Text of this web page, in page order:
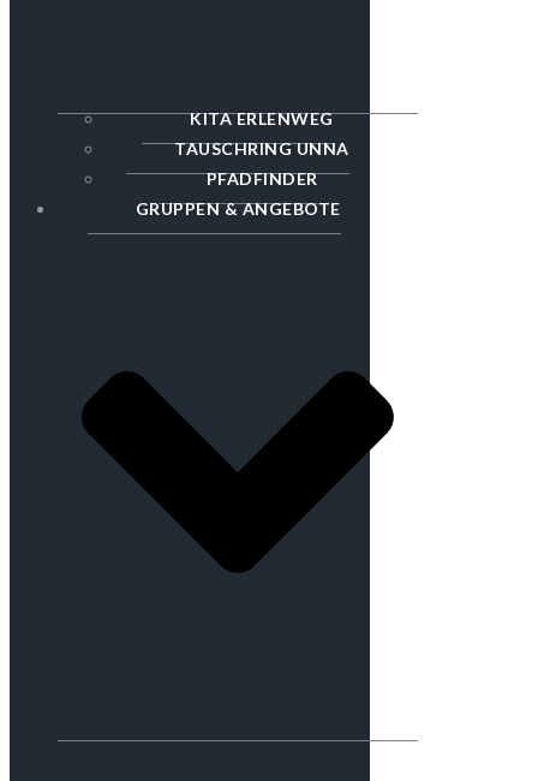
KITA ERLENWEG
TAUSCHRING UNNA
PFADFINDER
GRUPPEN & ANGEBOTE